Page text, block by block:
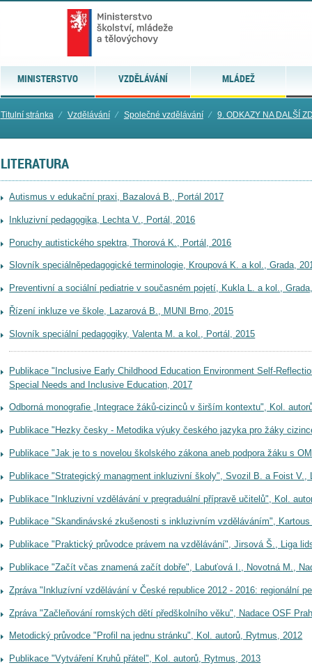
MINISTERSTVO VZDĚLÁVÁNÍ MLÁDEŽ
Titulní stránka ⁄ Vzdělávání ⁄ Společné vzdělávání ⁄ 9. ODKAZY NA DALŠÍ
LITERATURA
Autismus v edukační praxi, Bazalová B., Portál 2017
Inkluzivní pedagogika, Lechta V., Portál, 2016
Poruchy autistického spektra, Thorová K., Portál, 2016
Slovník speciálněpedagogické terminologie, Kroupová K. a kol., Grada,
Preventivní a sociální pediatrie v současném pojetí, Kukla L. a kol.,
Řízení inkluze ve škole, Lazarová B., MUNI Brno, 2015
Slovník speciální pedagogiky, Valenta M. a kol., Portál, 2015
Publikace "Inclusive Early Childhood Education Environment Self-
Special Needs and Inclusive Education, 2017
Odborná monografie „Integrace žáků-cizinců v širším kontextu", Kol.
Publikace "Hezky česky - Metodika výuky českého jazyka pro žáky
Publikace "Jak je to s novelou školského zákona aneb podpora žáku s
Publikace "Strategický managment inkluzivní školy", Svozil B. a Foist V.,
Publikace "Inkluzivní vzdělávání v pregraduální přípravě učitelů", Kol.
Publikace "Skandinávské zkušenosti s inkluzivním vzděláváním",
Publikace "Praktický průvodce právem na vzdělávání", Jirsová Š., Liga
Publikace "Začít včas znamená začít dobře", Labuťová I., Novotná M.,
Zpráva "Inkluzívní vzdělávání v České republice 2012 - 2016: regionální
Zpráva "Začleňování romských dětí předškolního věku", Nadace OSF
Metodický průvodce "Profil na jednu stránku", Kol. autorů, Rytmus, 2012
Publikace "Vytváření Kruhů přátel", Kol. autorů, Rytmus, 2013